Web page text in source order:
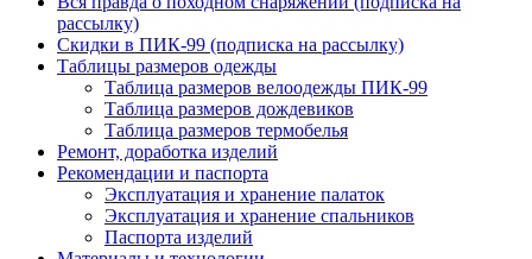
рассылку)
Скидки в ПИК-99 (подписка на рассылку)
Таблицы размеров одежды
Таблица размеров велоодежды ПИК-99
Таблица размеров дождевиков
Таблица размеров термобелья
Ремонт, доработка изделий
Рекомендации и паспорта
Эксплуатация и хранение палаток
Эксплуатация и хранение спальников
Паспорта изделий